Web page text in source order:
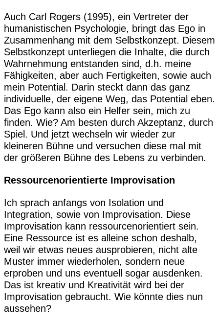
Auch Carl Rogers (1995), ein Vertreter der
humanistischen Psychologie, bringt das Ego in
Zusammenhang mit dem Selbstkonzept. Diesem
Selbstkonzept unterliegen die Inhalte, die durch
Wahrnehmung entstanden sind, d.h. meine
Fähigkeiten, aber auch Fertigkeiten, sowie auch
mein Potential. Darin steckt dann das ganz
individuelle, der eigene Weg, das Potential eben.
Das Ego kann also ein Helfer sein, mich zu
finden. Wie? Am besten durch Akzeptanz, durch
Spiel. Und jetzt wechseln wir wieder zur
kleineren Bühne und versuchen diese mal mit
der größeren Bühne des Lebens zu verbinden.
Ressourcenorientierte Improvisation
Ich sprach anfangs von Isolation und
Integration, sowie von Improvisation. Diese
Improvisation kann ressourcenorientiert sein.
Eine Ressource ist es alleine schon deshalb,
weil wir etwas neues ausprobieren, nicht alte
Muster immer wiederholen, sondern neue
erproben und uns eventuell sogar ausdenken.
Das ist kreativ und Kreativität wird bei der
Improvisation gebraucht. Wie könnte dies nun
aussehen?